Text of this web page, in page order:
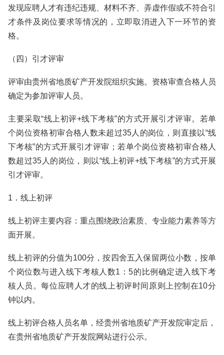
发现应聘人才有违纪违规、材料不齐、弄虚作假或不符合引
才条件及岗位要求等情况的，立即取消进入下一环节的资
格。
（四）引才评审
评审由贵州省地质矿产开发院组织实施。资格审查合格人员
确定为参加评审人员。
主要采取“线上初评+线下考核”的方式开展引才评审。若单
个岗位资格初审合格人数未超过35人的岗位，则直接以“线
下考核”的方式开展引才评审；若单个岗位资格初审合格人
数超过35人的岗位，则以“线上初评+线下考核”的方式开展
引才评审。
1．线上初评
线上初评主要内容：重点围绕政治素质、专业能力素养等方
面开展。
线上初评的分值为100分，按四舍五入保留两位小数，按单
个岗位数与进入线下考核人数1：5的比例确定进入线下考
核人员。每位应聘人才的线上初评时间原则上控制在10分
钟以内。
线上初评合格人员名单，经贵州省地质矿产开发院审定后，
在贵州省地质矿产开发院网站进行公示。